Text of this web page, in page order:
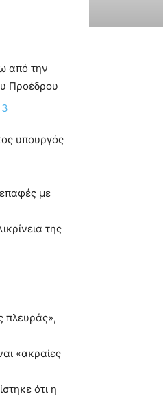
από την
Προέδρου
υπουργός
με
της
πλευράς»,
«ακραίες
ότι η